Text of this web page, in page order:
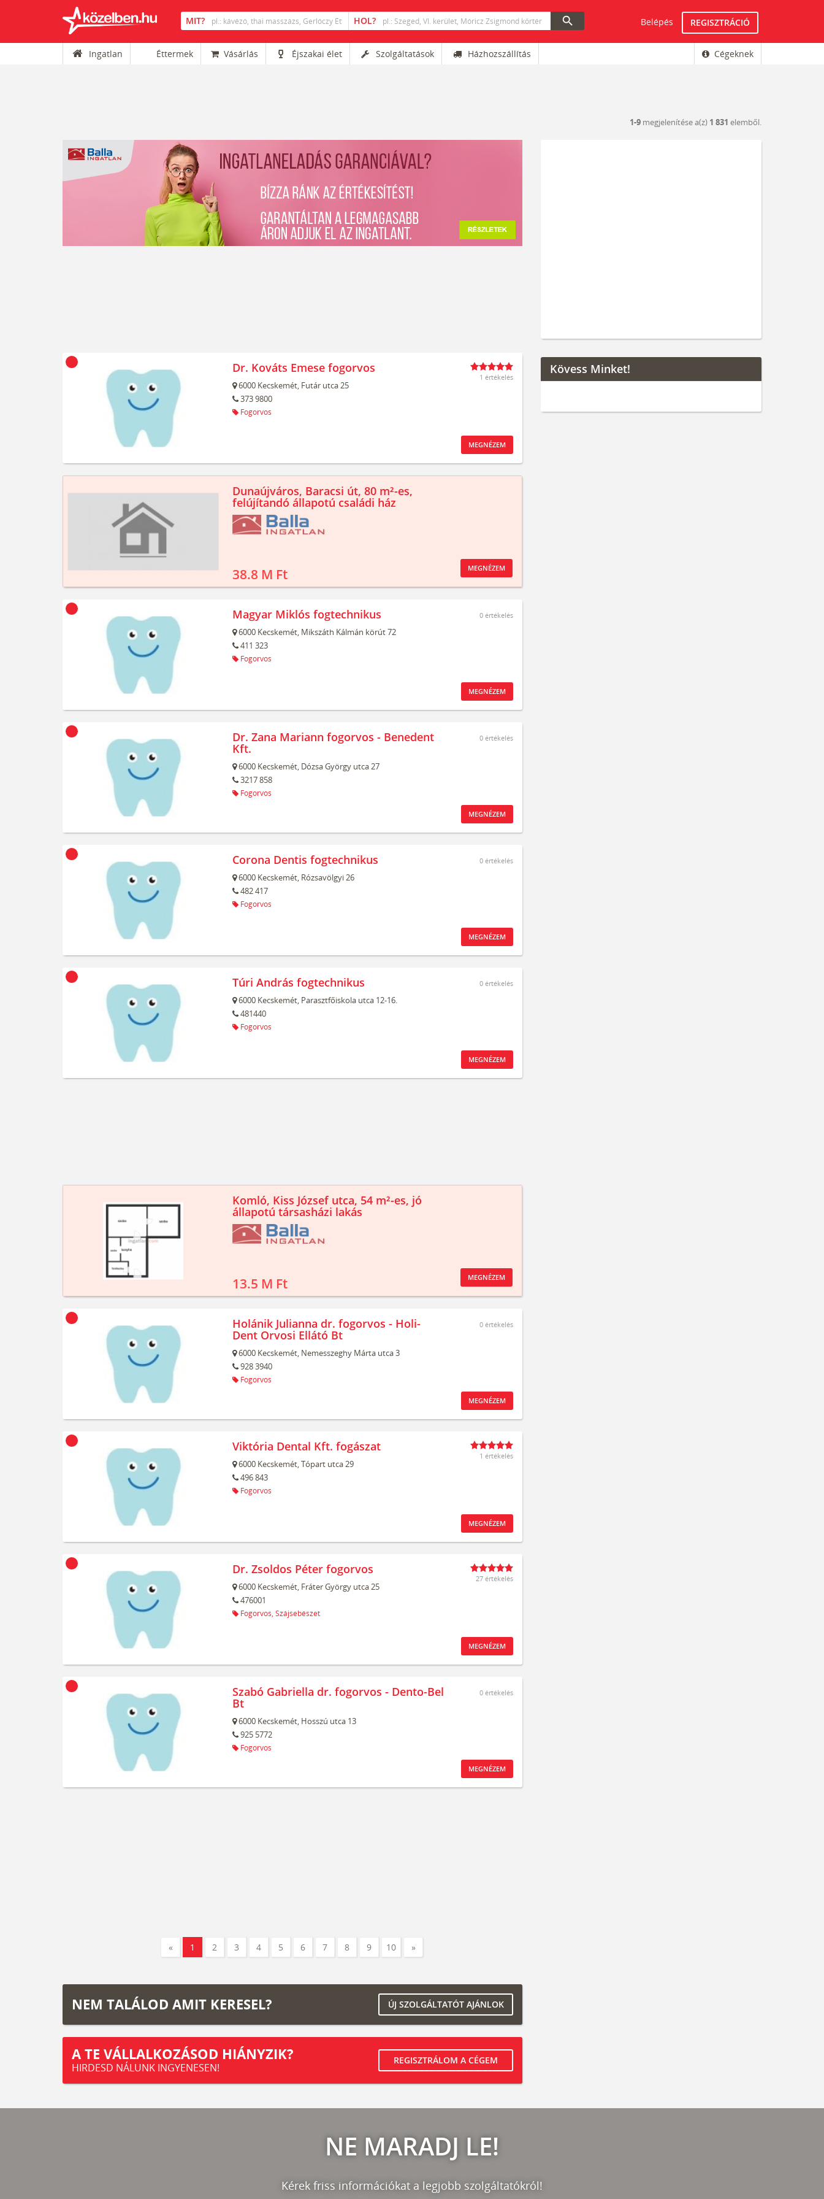
search Belépés REGISZTRÁCIÓ
Ingatlan Éttermek Vásárlás Éjszakai élet Szolgáltatások Házhozszállítás Cégeknek
1-9 megjelenítése a(z) 1 831 elemből.
Dr. Kováts Emese fogorvos
6000 Kecskemét, Futár utca 25
373 9800
Fogorvos
1 értékelés
MEGNÉZEM
Dunaújváros, Baracsi út, 80 m²-es,
felújítandó állapotú családi ház
38.8 M Ft MEGNÉZEM
Magyar Miklós fogtechnikus
6000 Kecskemét, Mikszáth Kálmán körút 72
411 323
Fogorvos
0 értékelés
MEGNÉZEM
Dr. Zana Mariann fogorvos - Benedent
Kft.
6000 Kecskemét, Dózsa György utca 27
3217 858
Fogorvos
0 értékelés
MEGNÉZEM
Corona Dentis fogtechnikus
6000 Kecskemét, Rózsavölgyi 26
482 417
Fogorvos
0 értékelés
MEGNÉZEM
Túri András fogtechnikus
6000 Kecskemét, Parasztfőiskola utca 12-16.
481440
Fogorvos
0 értékelés
MEGNÉZEM
Komló, Kiss József utca, 54 m²-es, jó
állapotú társasházi lakás
13.5 M Ft MEGNÉZEM
Holánik Julianna dr. fogorvos - Holi-
Dent Orvosi Ellátó Bt
6000 Kecskemét, Nemesszeghy Márta utca 3
928 3940
Fogorvos
0 értékelés
MEGNÉZEM
Viktória Dental Kft. fogászat
6000 Kecskemét,Tópart utca 29
496 843
Fogorvos
1 értékelés
MEGNÉZEM
Dr. Zsoldos Péter fogorvos
6000 Kecskemét, Fráter György utca 25
476001
Fogorvos, Szájsebészet
27 értékelés
MEGNÉZEM
Szabó Gabriella dr. fogorvos - Dento-Bel
Bt
6000 Kecskemét, Hosszú utca 13
925 5772
Fogorvos
0 értékelés
MEGNÉZEM
« 1 2 3 4 5 6 7 8 9 10 »
NEM TALÁLOD AMIT KERESEL? ÚJ SZOLGÁLTATÓT AJÁNLOK
A TE VÁLLALKOZÁSOD HIÁNYZIK?
HIRDESD NÁLUNK INGYENESEN!
REGISZTRÁLOM A CÉGEM
Kövess Minket!
NE MARADJ LE!
Kérek friss információkat a legjobb szolgáltatókról!